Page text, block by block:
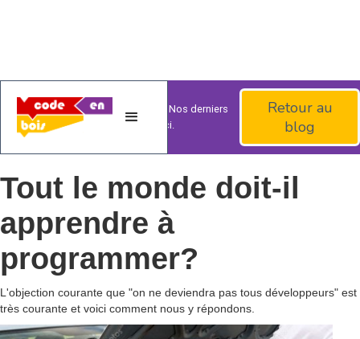
Bienvenue sur le blog débranché
! Nos derniers
articles et actus sont ici.
Retour au
blog
Tout le monde doit-il
apprendre à
programmer?
L'objection courante que "on ne deviendra pas tous développeurs" est
très courante et voici comment nous y répondons.